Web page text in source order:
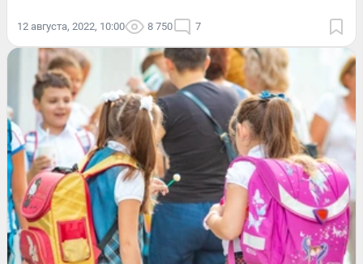
12 августа, 2022, 10:00 8 750 7